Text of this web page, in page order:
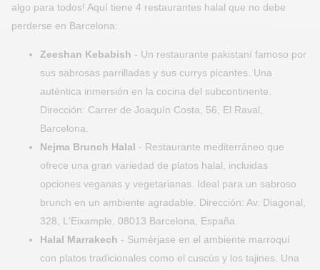
algo para todos! Aquí tiene 4 restaurantes halal que no debe
perderse en Barcelona:
Zeeshan Kebabish - Un restaurante pakistaní famoso por
sus sabrosas parrilladas y sus currys picantes. Una
auténtica inmersión en la cocina del subcontinente.
Dirección: Carrer de Joaquín Costa, 56, El Raval,
Barcelona.
Nejma Brunch Halal - Restaurante mediterráneo que
ofrece una gran variedad de platos halal, incluidas
opciones veganas y vegetarianas. Ideal para un sabroso
brunch en un ambiente agradable. Dirección: Av. Diagonal,
328, L'Eixample, 08013 Barcelona, España
Halal Marrakech - Sumérjase en el ambiente marroquí
con platos tradicionales como el cuscús y los tajines. Una